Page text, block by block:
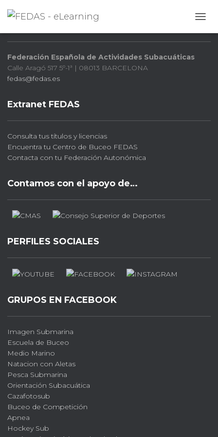
Federación Española de Actividades Subacuáticas
Calle Aragó 517 5º-1ª | 08013 BARCELONA
fedas@fedas.es
Extranet FEDAS
Consulta tus títulos y licencias
Encuentra tu Centro de Buceo FEDAS
Contacta con tu Federación Autonómica
Contamos con el apoyo de…
PERFILES SOCIALES
GRUPOS EN FACEBOOK
Imagen Submarina
Escuela de Buceo
Medio Marino
Natacion con Aletas
Pesca Submarina
Orientación Subacuática
Cazafotosub
Buceo de Competición
Apnea
Hockey Sub